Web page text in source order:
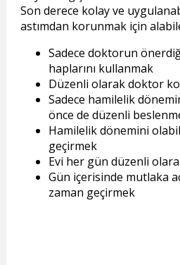
Son derece kolay ve
astımdan korunmak için
Sadece doktorun
haplarını kullanmak
Düzenli olarak doktor
Sadece hamilelik
önce de düzenli
Hamilelik dönemini
geçirmek
Evi her gün düzenli
Gün içerisinde mutlaka
zaman geçirmek